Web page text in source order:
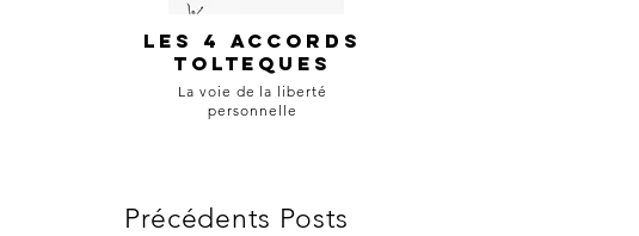
Les 4 accords
tolteques
La voie de la liberté
personnelle
Précédents Posts